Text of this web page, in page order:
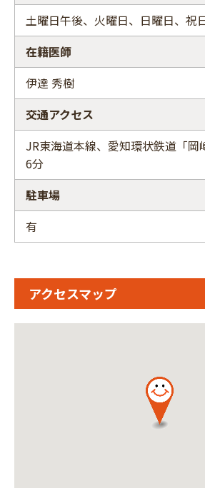
土曜日午後、火曜日、日曜日、祝
在籍医師
伊達 秀樹
交通アクセス
JR東海道本線、愛知環状鉄道「岡
6分
駐車場
有
アクセスマップ